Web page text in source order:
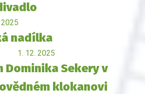
2025
nadílka
1. 12. 2025
Dominika Sekery v
klokanovi